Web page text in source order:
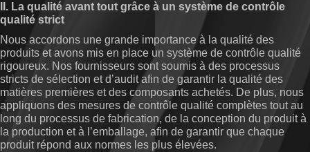
II. La qualité avant tout grâce à un système de contrôle
qualité strict
Nous accordons une grande importance à la qualité des
produits et avons mis en place un système de contrôle qualité
rigoureux. Nos fournisseurs sont soumis à des processus
stricts de sélection et d’audit afin de garantir la qualité des
matières premières et des composants achetés. De plus, nous
appliquons des mesures de contrôle qualité complètes tout au
long du processus de fabrication, de la conception du produit à
la production et à l’emballage, afin de garantir que chaque
produit répond aux normes les plus élevées.